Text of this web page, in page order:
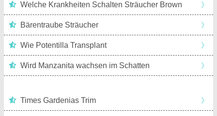
Welche Krankheiten Schalten Sträucher Brown 》
Bärentraube Sträucher 》
Wie Potentilla Transplant 》
Wird Manzanita wachsen im Schatten 》
Times Gardenias Trim 》